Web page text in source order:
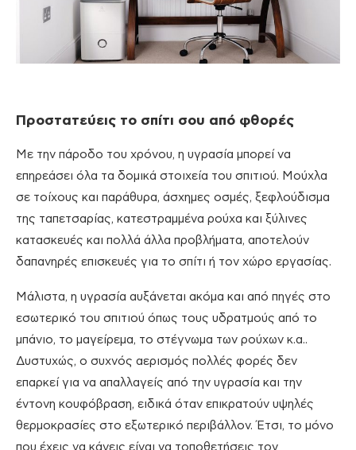
Προστατεύεις το σπίτι σου από φθορές
Με την πάροδο του χρόνου, η υγρασία μπορεί να
επηρεάσει όλα τα δομικά στοιχεία του σπιτιού. Μούχλα
σε τοίχους και παράθυρα, άσχημες οσμές, ξεφλούδισμα
της ταπετσαρίας, κατεστραμμένα ρούχα και ξύλινες
κατασκευές και πολλά άλλα προβλήματα, αποτελούν
δαπανηρές επισκευές για το σπίτι ή τον χώρο εργασίας.
Μάλιστα, η υγρασία αυξάνεται ακόμα και από πηγές στο
εσωτερικό του σπιτιού όπως τους υδρατμούς από το
μπάνιο, το μαγείρεμα, το στέγνωμα των ρούχων κ.α..
Δυστυχώς, ο συχνός αερισμός πολλές φορές δεν
επαρκεί για να απαλλαγείς από την υγρασία και την
έντονη κουφόβραση, ειδικά όταν επικρατούν υψηλές
θερμοκρασίες στο εξωτερικό περιβάλλον. Έτσι, το μόνο
που έχεις να κάνεις είναι να τοποθετήσεις τον